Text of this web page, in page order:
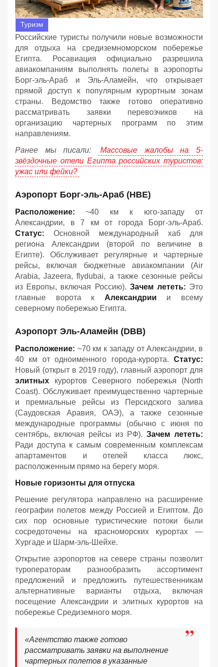
Туризм
Российские туристы получили новые возможности
для отдыха на средиземноморском побережье
Египта. Росавиация официально разрешила
авиакомпаниям выполнять полеты в аэропорты
Борг-эль-Араб и Эль-Аламейн, что открывает
прямой доступ к популярным курортным зонам
страны. Ведомство также готово оперативно
рассматривать заявки перевозчиков на
организацию чартерных программ по этим
направлениям.
Ранее мы писали:
Массовые жалобы на 5-
звёздочные отели Египта российских туристов:
ужас или фейки?
Аэропорт Борг-эль-Араб (HBE)
Расположение: ~40 км к юго-западу от
Александрии, в 7 км от города Борг-эль-Араб.
Статус: Основной международный хаб для
региона Александрии (второй по величине в
Египте). Обслуживает регулярные и чартерные
рейсы, включая бюджетные авиакомпании (Air
Arabia, Jazeera, flydubai, а также сезонные рейсы
из Европы, включая Россию). Зачем лететь: Это
главные ворота к Александрии и всему
северному побережью Египта.
Аэропорт Эль-Аламейн (DBB)
Расположение: ~70 км к западу от Александрии, в
40 км от одноименного города-курорта. Статус:
Новый (открыт в 2019 году), главный аэропорт для
элитных курортов Северного побережья (North
Coast). Обслуживает преимущественно чартерные
и премиальные рейсы из Персидского залива
(Саудовская Аравия, ОАЭ), а также сезонные
международные программы (обычно с июня по
сентябрь, включая рейсы из РФ). Зачем лететь:
Ради доступа к самым современным комплексам
апартаментов и отелей класса люкс,
расположенным прямо на берегу моря.
Новые горизонты для отпуска
Решение регулятора направлено на расширение
географии полетов между Россией и Египтом. До
сих пор основные туристические потоки были
сосредоточены на красноморских курортах —
Хургаде и Шарм-эль-Шейхе.
Открытие аэропортов на севере страны позволит
туроператорам разнообразить ассортимент
предложений и предложить путешественникам
альтернативные варианты отдыха, включая
посещение Александрии и элитных курортов на
побережье Средиземного моря.
«Агентство также готово
рассматривать заявки на выполнение
чартерных полетов в указанные